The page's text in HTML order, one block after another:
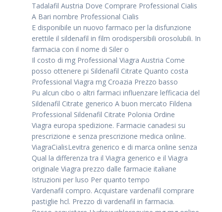
Tadalafil Austria Dove Comprare Professional Cialis
A Bari nombre Professional Cialis
E disponibile un nuovo farmaco per la disfunzione
erettile il sildenafil in film orodispersibili orosolubili. In
farmacia con il nome di Siler o
Il costo di mg Professional Viagra Austria Come
posso ottenere pi Sildenafil Citrate Quanto costa
Professional Viagra mg Croazia Prezzo basso
Pu alcun cibo o altri farmaci influenzare lefficacia del
Sildenafil Citrate generico A buon mercato Fildena
Professional Sildenafil Citrate Polonia Ordine
Viagra europa spedizione. Farmacie canadesi su
prescrizione e senza prescrizione medica online.
ViagraCialisLevitra generico e di marca online senza
Qual la differenza tra il Viagra generico e il Viagra
originale Viagra prezzo dalle farmacie italiane
Istruzioni per luso Per quanto tempo
Vardenafil compro. Acquistare vardenafil comprare
pastiglie hcl. Prezzo di vardenafil in farmacia.